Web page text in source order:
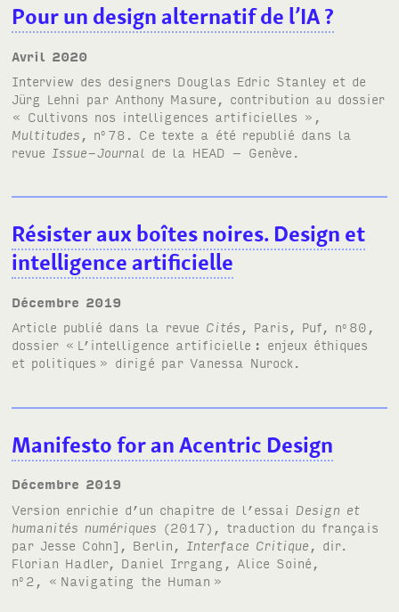
Pour un design alternatif de l’IA?
avril 2020
Interview des designers Douglas Edric Stanley et de
Jürg Lehni par Anthony Masure, contribution au dossier
« Cultivons nos intelligences artificielles » ,
Multitudes , no 78. Ce texte a été republié dans la
revue Issue-Journal de la HEAD – Genève.
Résister aux boîtes noires. Design et
intelligence artificielle
décembre 2019
Article publié dans la revue Cités , Paris, Puf, no 80,
dossier « L’intelligence artificielle : enjeux éthiques
et politiques » dirigé par Vanessa Nurock.
Manifesto for an Acentric Design
décembre 2019
Version enrichie d’un chapitre de l’essai Design et
humanités numériques (2017), traduction du français
par Jesse Cohn], Berlin, Interface Critique , dir.
Florian Hadler, Daniel Irrgang, Alice Soiné,
no 2, « Navigating the Human »